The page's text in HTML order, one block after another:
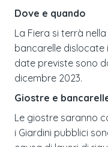
Dove e quando
La Fiera si terrà
bancarelle dislocate
date previste sono
dicembre 2023.
Giostre e
Le giostre saranno
i Giardini pubblici